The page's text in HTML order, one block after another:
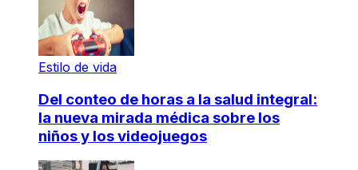
Estilo de vida
Del conteo de horas a la salud integral:
la nueva mirada médica sobre los
niños y los videojuegos